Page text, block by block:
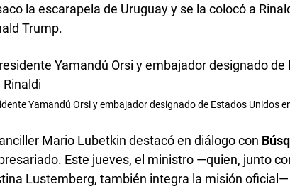
la escarapela de Uruguay y se la colocó a
Trump.
Yamandú Orsi y embajador designado de Estados Unidos
Mario Lubetkin destacó en diálogo con
Este jueves, el ministro —quien, junto
Lustemberg, también integra la misión